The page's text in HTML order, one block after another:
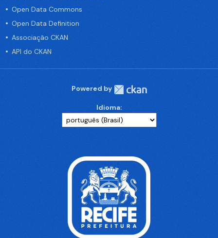
Open Data Commons
Open Data Definition
Associação CKAN
API do CKAN
Powered by
Idioma